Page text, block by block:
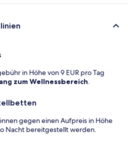
in Höhe von 9 EUR pro Tag
zum Wellnessbereich.
gegen einen Aufpreis in Höhe
Nacht bereitgestellt werden.